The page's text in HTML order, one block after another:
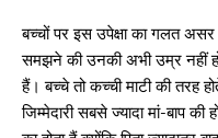
बच्चों पर इस उपेक्षा का गलत
समझने की उनकी अभी उम्र नहीं
हैं। बच्चे तो कच्ची माटी की तरह
जिम्मेदारी सबसे ज्यादा मां-बाप की